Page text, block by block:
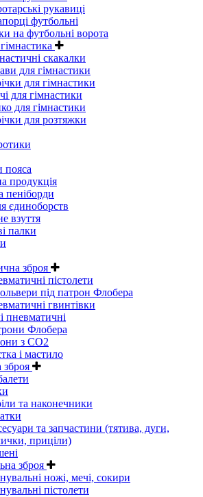
рукавиці
футбольні
на футбольні ворота
скакалки
для гімнастики
для гімнастики
для гімнастики
для гімнастики
для розтяжки
продукція
пеніборди
єдиноборств
взуття
палки
зброя
пістолети
під патрон Флобера
гвинтівки
пневматичні
Флобера
з CO2
і мастило
та наконечники
та запчастини (тятива, дуги,
приціли)
зброя
ножі, мечі, сокири
пістолети